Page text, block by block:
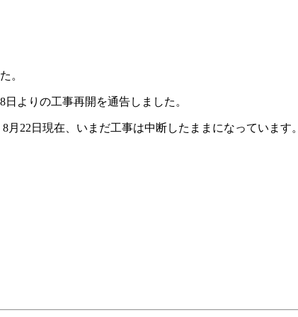
。
よりの工事再開を通告しました。
22日現在、いまだ工事は中断したままになっています。